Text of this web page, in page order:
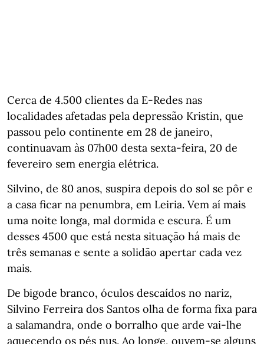
Cerca de 4.500 clientes da E-Redes nas
localidades afetadas pela depressão Kristin, que
passou pelo continente em 28 de janeiro,
continuavam às 07h00 desta sexta-feira, 20 de
fevereiro sem energia elétrica.
Silvino, de 80 anos, suspira depois do sol se pôr e
a casa ficar na penumbra, em Leiria. Vem aí mais
uma noite longa, mal dormida e escura. É um
desses 4500 que está nesta situação há mais de
três semanas e sente a solidão apertar cada vez
mais.
De bigode branco, óculos descaídos no nariz,
Silvino Ferreira dos Santos olha de forma fixa para
a salamandra, onde o borralho que arde vai-lhe
aquecendo os pés nus. Ao longe, ouvem-se alguns